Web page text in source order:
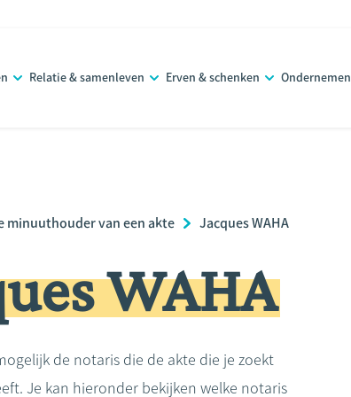
Relatie & samenleven Erven & schenken Ondernemen
minuuthouder van een akte Jacques WAHA
WAHA
de notaris die de akte die je zoekt
Je kan hieronder bekijken welke notaris